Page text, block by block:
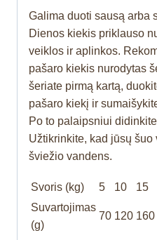
Galima duoti sausą arba
Dienos kiekis priklauso
veiklos ir aplinkos.
pašaro kiekis nurodytas
šeriate pirmą kartą,
pašaro kiekį ir
Po to palaipsniui
Užtikrinkite, kad jūsų
šviežio vandens.
Svoris (kg) 5 10 15
Suvartojimas
(g)
70 120 160